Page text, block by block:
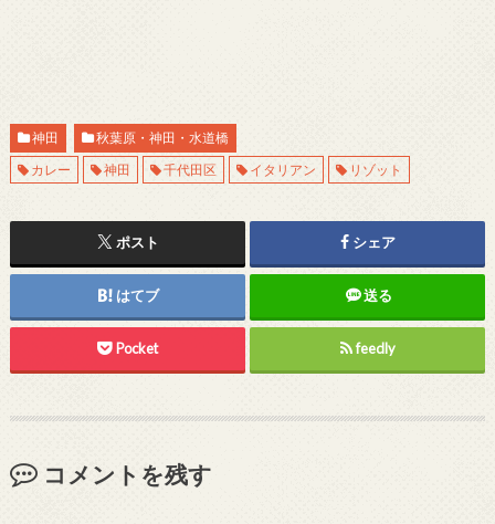
神田
秋葉原・神田・水道橋
カレー
神田 千代田区 イタリアン リゾット
ポスト シェア
はてブ 送る
Pocket feedly
コメントを残す